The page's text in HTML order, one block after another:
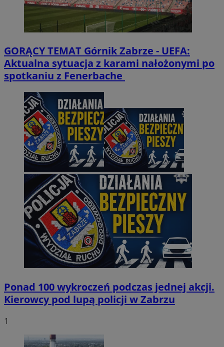
GORĄCY TEMAT Górnik Zabrze - UEFA:
Aktualna sytuacja z karami nałożonymi po
spotkaniu z Fenerbache
Ponad 100 wykroczeń podczas jednej akcji.
Kierowcy pod lupą policji w Zabrzu
1